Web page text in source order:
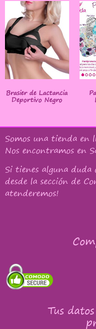
Brasier de Lactancia
Deportivo Negro
Somos una tienda en
Nos encontramos en
Si tienes alguna duda
desde la sección de
atenderemos!
Tus